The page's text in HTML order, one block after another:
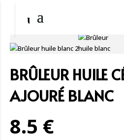
BRÛLEUR HUILE
AJOURÉ BLANC
8.5 €